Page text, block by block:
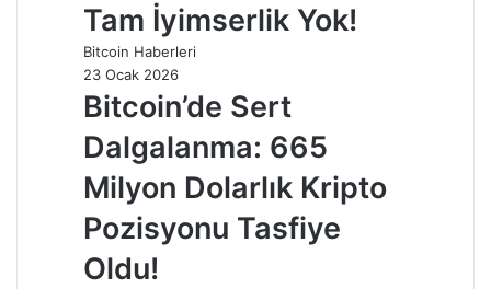
Tam İyimserlik Yok!
Bitcoin Haberleri
23 Ocak 2026
Bitcoin’de Sert
Dalgalanma: 665
Milyon Dolarlık Kripto
Pozisyonu Tasfiye
Oldu!